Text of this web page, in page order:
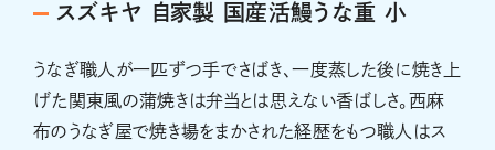
スズキヤ 自家製 国産活鰻うな重 小
うなぎ職人が一匹ずつ手でさばき、一度蒸した後に焼き上
げた関東風の蒲焼きは弁当とは思えない香ばしさ。西麻
布のうなぎ屋で焼き場をまかされた経歴をもつ職人はス